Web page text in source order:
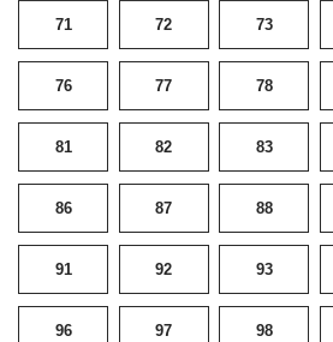
71 72 73
76 77 78
81 82 83
86 87 88
91 92 93
96 97 98